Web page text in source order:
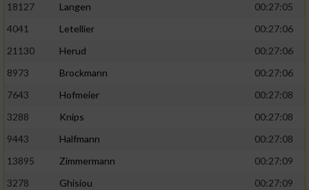
18127
Langen
00:27:05
4041
Letellier
00:27:06
21130
Herud
00:27:06
8973
Brockmann
00:27:06
7643
Hofmeier
00:27:08
3288
Knips
00:27:08
9443
Halfmann
00:27:08
13895
Zimmermann
00:27:09
3278
Ghisiou
00:27:09